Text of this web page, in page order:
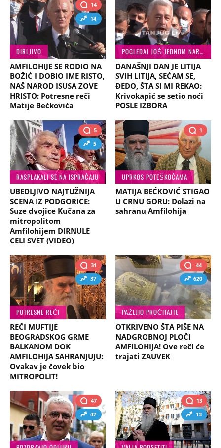
14
14
DIRLJIVO
AMFILOHIJE SE RODIO NA
BOŽIĆ I DOBIO IME RISTO,
NAŠ NAROD ISUSA ZOVE
HRISTO: Potresne reči
Matije Bećkovića
POGLEDAJ JOŠ JEDNOM NAROD SVOJ
DANAŠNJI DAN JE LITIJA
SVIH LITIJA, SEĆAM SE,
ĐEDO, ŠTA SI MI REKAO:
Krivokapić se setio noći
POSLE IZBORA
5
5
RASPLAKALI SE NA ISPRAĆAJU
UBEDLJIVO NAJTUŽNIJA
SCENA IZ PODGORICE:
Suze dvojice Kučana za
mitropolitom
Amfilohijem DIRNULE
CELI SVET (VIDEO)
1
UPRKOS POTEŠKOĆAMA
MATIJA BEĆKOVIĆ STIGAO
U CRNU GORU: Dolazi na
sahranu Amfilohija
31
37
POTRESNE REČI
REČI MUFTIJE
BEOGRADSKOG GRME
BALKANOM DOK
AMFILOHIJA SAHRANJUJU:
Ovakav je čovek bio
MITROPOLIT!
44
620
PAŽLJIO PROČITAJTE
OTKRIVENO ŠTA PIŠE NA
NADGROBNOJ PLOČI
AMFILOHIJA! Ove reči će
trajati ZAUVEK
47
47
13
13